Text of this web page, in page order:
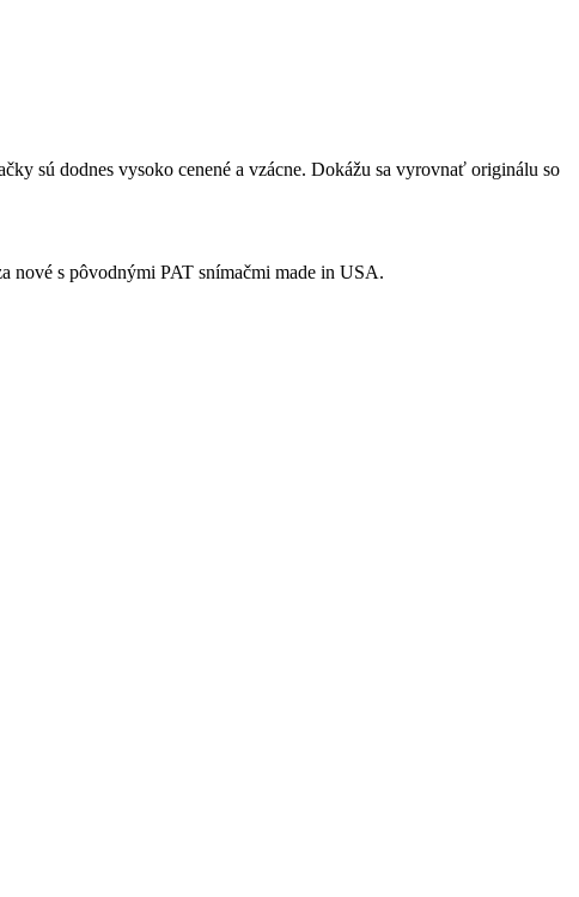
sú dodnes vysoko cenené a vzácne. Dokážu sa vyrovnať originálu so
nové s pôvodnými PAT snímačmi made in USA.